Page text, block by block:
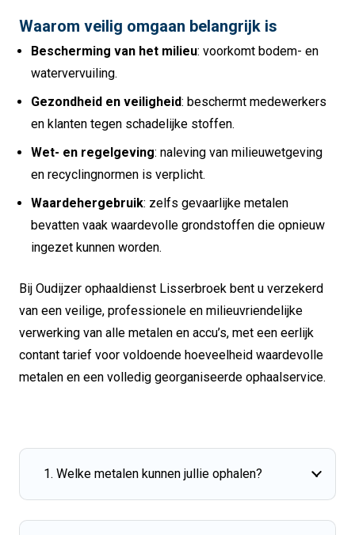
Waarom veilig omgaan belangrijk is
Bescherming van het milieu: voorkomt bodem- en
watervervuiling.
Gezondheid en veiligheid: beschermt medewerkers
en klanten tegen schadelijke stoffen.
Wet- en regelgeving: naleving van milieuwetgeving
en recyclingnormen is verplicht.
Waardehergebruik: zelfs gevaarlijke metalen
bevatten vaak waardevolle grondstoffen die opnieuw
ingezet kunnen worden.
Bij Oudijzer ophaaldienst Lisserbroek bent u verzekerd
van een veilige, professionele en milieuvriendelijke
verwerking van alle metalen en accu’s, met een eerlijk
contant tarief voor voldoende hoeveelheid waardevolle
metalen en een volledig georganiseerde ophaalservice.
1. Welke metalen kunnen jullie ophalen?